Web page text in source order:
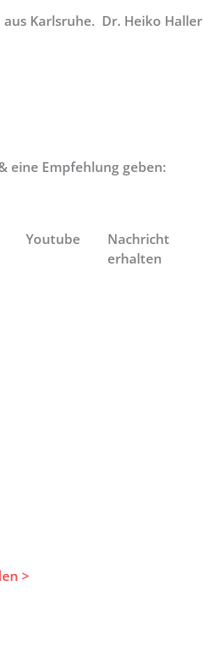
Karlsruhe. Dr. Heiko Haller
eine Empfehlung geben:
Youtube
Nachricht
erhalten
>